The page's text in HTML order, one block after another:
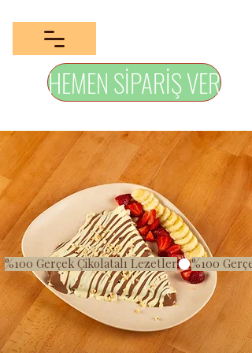
HEMEN SİPARİŞ VER
%100 Gerçek Çikolatalı Lezetler